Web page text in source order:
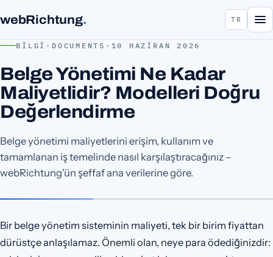
webRichtung. TR
BILGI · DOCUMENTS · 10 HAZIRAN 2026
Belge Yönetimi Ne Kadar
Maliyetlidir? Modelleri Doğru
Değerlendirme
Belge yönetimi maliyetlerini erişim, kullanım ve
tamamlanan iş temelinde nasıl karşılaştıracağınız –
webRichtung'ün şeffaf ana verilerine göre.
Bir belge yönetim sisteminin maliyeti, tek bir birim fiyattan
dürüstçe anlaşılamaz. Önemli olan, neye para ödediğinizdir: